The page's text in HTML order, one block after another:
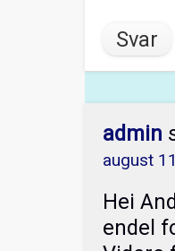
Svar
admin
august
Hei
endel